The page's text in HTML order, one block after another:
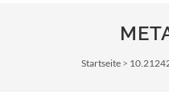
Pfadnavigation
Startseite